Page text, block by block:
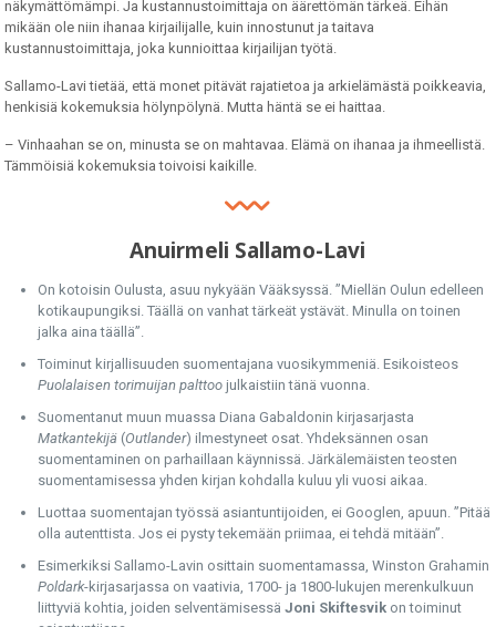
näkymättömämpi. Ja kustannustoimittaja on äärettömän tärkeä. Eihän
mikään ole niin ihanaa kirjailijalle, kuin innostunut ja taitava
kustannustoimittaja, joka kunnioittaa kirjailijan työtä.
Sallamo-Lavi tietää, että monet pitävät rajatietoa ja arkielämästä poikkeavia,
henkisiä kokemuksia hölynpölynä. Mutta häntä se ei haittaa.
– Vinhaahan se on, minusta se on mahtavaa. Elämä on ihanaa ja ihmeellistä.
Tämmöisiä kokemuksia toivoisi kaikille.
Anuirmeli Sallamo-Lavi
On kotoisin Oulusta, asuu nykyään Vääksyssä. ”Miellän Oulun edelleen
kotikaupungiksi. Täällä on vanhat tärkeät ystävät. Minulla on toinen
jalka aina täällä”.
Toiminut kirjallisuuden suomentajana vuosikymmeniä. Esikoisteos
Puolalaisen torimuijan palttoo julkaistiin tänä vuonna.
Suomentanut muun muassa Diana Gabaldonin kirjasarjasta
Matkantekijä (Outlander) ilmestyneet osat. Yhdeksännen osan
suomentaminen on parhaillaan käynnissä. Järkälemäisten teosten
suomentamisessa yhden kirjan kohdalla kuluu yli vuosi aikaa.
Luottaa suomentajan työssä asiantuntijoiden, ei Googlen, apuun. ”Pitää
olla autenttista. Jos ei pysty tekemään priimaa, ei tehdä mitään”.
Esimerkiksi Sallamo-Lavin osittain suomentamassa, Winston Grahamin
Poldark-kirjasarjassa on vaativia, 1700- ja 1800-lukujen merenkulkuun
liittyviä kohtia, joiden selventämisessäJoni Skiftesvik on toiminut